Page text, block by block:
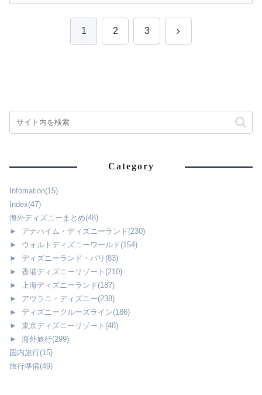
1 2 3 次
Category
Infomation(15)
Index(47)
海外ディズニーまとめ(48)
►
アナハイム・ディズニーランド (230)
►
ウォルトディズニーワールド (154)
►
ディズニーランド・パリ (83)
►
香港ディズニーリゾート (210)
►
上海ディズニーランド (187)
►
アウラニ・ディズニー(238)
►
ディズニークルーズライン(186)
►
東京ディズニーリゾート (48)
►
海外旅行(299)
国内旅行(15)
旅行準備(49)